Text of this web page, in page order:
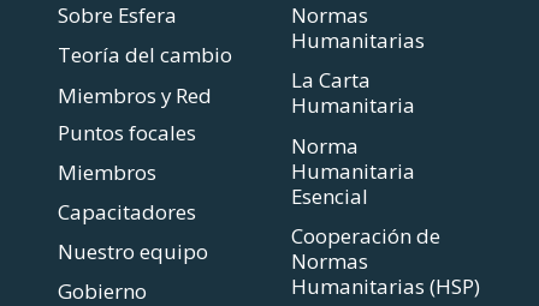
Sobre Esfera
Teoría del cambio
Miembros y Red
Puntos focales
Miembros
Capacitadores
Nuestro equipo
Gobierno
Normas
Humanitarias
La Carta
Humanitaria
Norma
Humanitaria
Esencial
Cooperación de
Normas
Humanitarias (HSP)